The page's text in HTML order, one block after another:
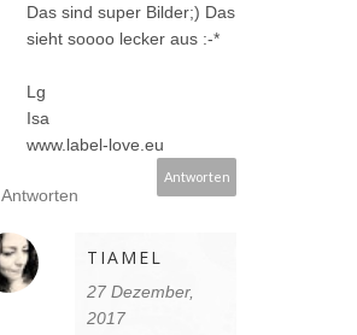
Das sind super Bilder;) Das
sieht soooo lecker aus :-*
Lg
Isa
www.label-love.eu
Antworten
Antworten
TIAMEL
27 Dezember,
2017